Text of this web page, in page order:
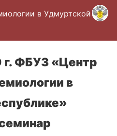
в Удмуртской
г. ФБУЗ «Центр
в